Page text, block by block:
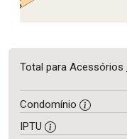
Total para Acessórios
Condomínio
IPTU